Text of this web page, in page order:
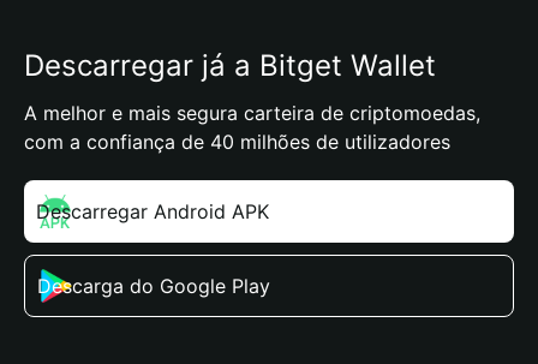
Descarregar já a Bitget Wallet
A melhor e mais segura carteira de criptomoedas,
com a confiança de 40 milhões de utilizadores
Descarregar Android APK
Descarga do Google Play